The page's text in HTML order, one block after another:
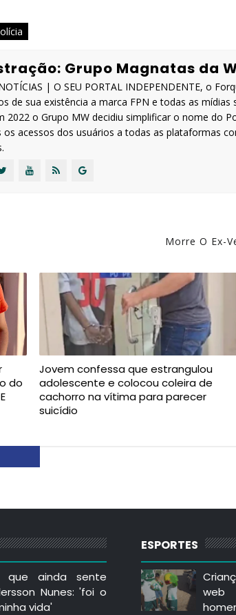
Grupo Magnatas da
| O SEU PORTAL INDEPENDENTE, o
de sua existência a marca FPN e todas as
2022 o Grupo MW decidiu simplificar o nome do
os acessos dos usuários a todas as plataformas
Morre O Ex-
do
Jovem confessa que estrangulou
adolescente e colocou coleira de
cachorro na vítima para parecer
suicídio
que ainda sente
Nunes: 'foi o
vida'
ESPORTES
web